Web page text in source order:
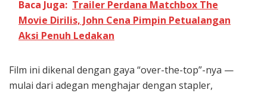
Baca Juga: Trailer Perdana Matchbox The
Movie Dirilis, John Cena Pimpin Petualangan
Aksi Penuh Ledakan
Film ini dikenal dengan gaya “over-the-top”-nya —
mulai dari adegan menghajar dengan stapler,